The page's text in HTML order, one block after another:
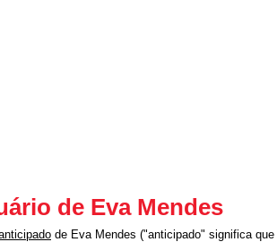
de Eva Mendes
de Eva Mendes ("anticipado" significa que